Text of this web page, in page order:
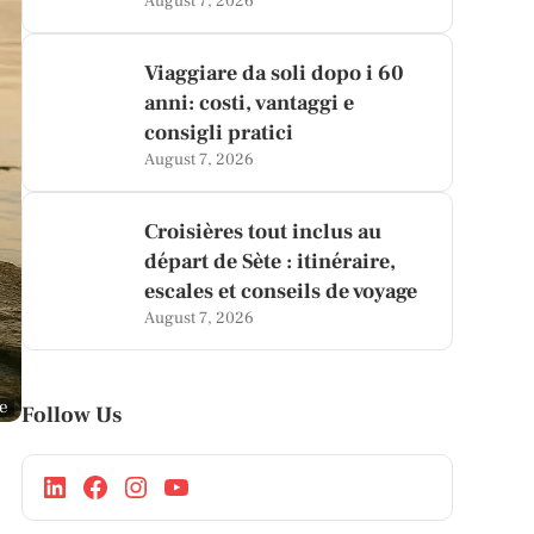
Viaggiare da soli dopo i 60
anni: costi, vantaggi e
consigli pratici
August 7, 2026
Croisières tout inclus au
départ de Sète : itinéraire,
escales et conseils de voyage
August 7, 2026
Follow Us